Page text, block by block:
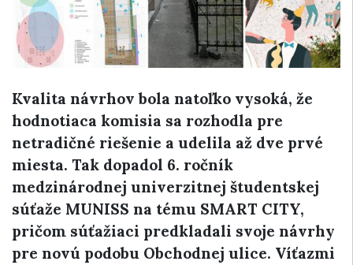
Kvalita návrhov bola natoľko vysoká, že
hodnotiaca komisia sa rozhodla pre
netradičné riešenie a udelila až dve prvé
miesta. Tak dopadol 6. ročník
medzinárodnej univerzitnej študentskej
súťaže MUNISS na tému SMART CITY,
pričom súťažiaci predkladali svoje návrhy
pre novú podobu Obchodnej ulice. Víťazmi